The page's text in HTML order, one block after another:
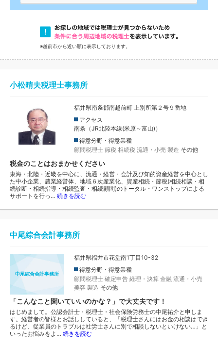
※越前市から近い順に表示しております。
小松晴夫税理士事務所
福井県南条郡南越前町 上別所第２号９番地
アクセス
南条（JR北陸本線(米原～富山)）
得意分野・得意業種
顧問税理士 節税 相続税 流通・小売 製造 その他
税金のことはおまかせください
東海・北陸・近畿を中心に、流通・経営・会計及び知的資産経営を中心とし
た中小企業、農業経営体、地域６次産業化、資産相続・節税(相続相談・相
続診断・相続指導・相続監査・相続顧問)のトータル・ワンストップによる
サポートを行っ… 続きを読む
中尾綜合会計事務所
中尾綜合会計事務所
福井県福井市花堂南1丁目10-32
得意分野・得意業種
顧問税理士 確定申告 経理・決算 金融 流通・小売
美容 製造 その他
「こんなこと聞いていいのかな？」で大丈夫です！
はじめまして。公認会計士・税理士・社会保険労務士の中尾祐介と申しま
す。経営者の皆様とお話ししていると、「税理士さんにはお金の相談はでき
るけど、従業員のトラブルは社労士さんに別で相談しないといけない…」と
いったお悩みをよ… 続きを読む